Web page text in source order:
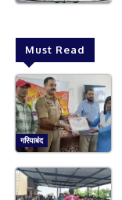
Must Read
गरियाबंद